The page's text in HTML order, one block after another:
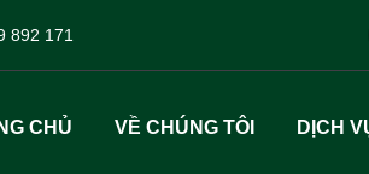
892 171
CHỦ VỀ CHÚNG TÔI DỊCH